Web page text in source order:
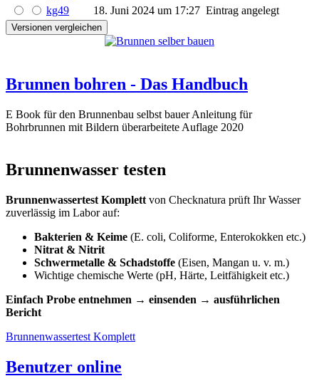
kg49
18. Juni 2024 um 17:27 Eintrag angelegt
Brunnen bohren - Das Handbuch
E Book für den Brunnenbau selbst bauer Anleitung für
Bohrbrunnen mit Bildern überarbeitete Auflage 2020
Brunnenwasser testen
Brunnenwassertest Komplett von Checknatura prüft Ihr Wasser
zuverlässig im Labor auf:
Bakterien & Keime (E. coli, Coliforme, Enterokokken etc.)
Nitrat & Nitrit
Schwermetalle & Schadstoffe (Eisen, Mangan u. v. m.)
Wichtige chemische Werte (pH, Härte, Leitfähigkeit etc.)
Einfach Probe entnehmen → einsenden → ausführlichen
Bericht
Brunnenwassertest Komplett
Benutzer online